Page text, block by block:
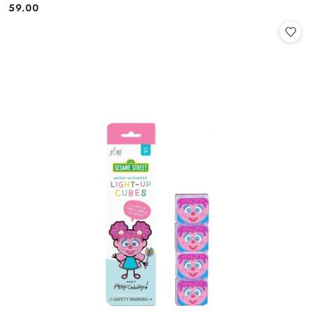
Cena:
59.00